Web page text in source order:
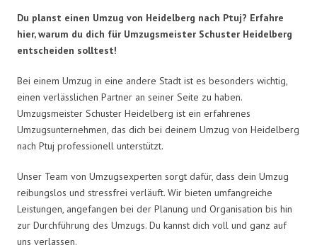
Du planst einen Umzug von Heidelberg nach Ptuj? Erfahre
hier, warum du dich für Umzugsmeister Schuster Heidelberg
entscheiden solltest!
Bei einem Umzug in eine andere Stadt ist es besonders wichtig,
einen verlässlichen Partner an seiner Seite zu haben.
Umzugsmeister Schuster Heidelberg ist ein erfahrenes
Umzugsunternehmen, das dich bei deinem Umzug von Heidelberg
nach Ptuj professionell unterstützt.
Unser Team von Umzugsexperten sorgt dafür, dass dein Umzug
reibungslos und stressfrei verläuft. Wir bieten umfangreiche
Leistungen, angefangen bei der Planung und Organisation bis hin
zur Durchführung des Umzugs. Du kannst dich voll und ganz auf
uns verlassen.